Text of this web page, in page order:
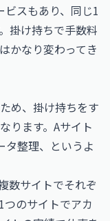
スもあり、同じ1
掛け持ちで手数料
かなり変わってき
め、掛け持ちをす
ります。Aサイト
タ整理、というよ
数サイトでそれぞ
のサイトでアカ